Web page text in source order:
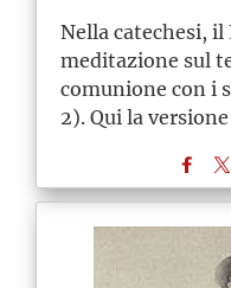
Nella catechesi, il
meditazione sul
comunione con i
2). Qui la